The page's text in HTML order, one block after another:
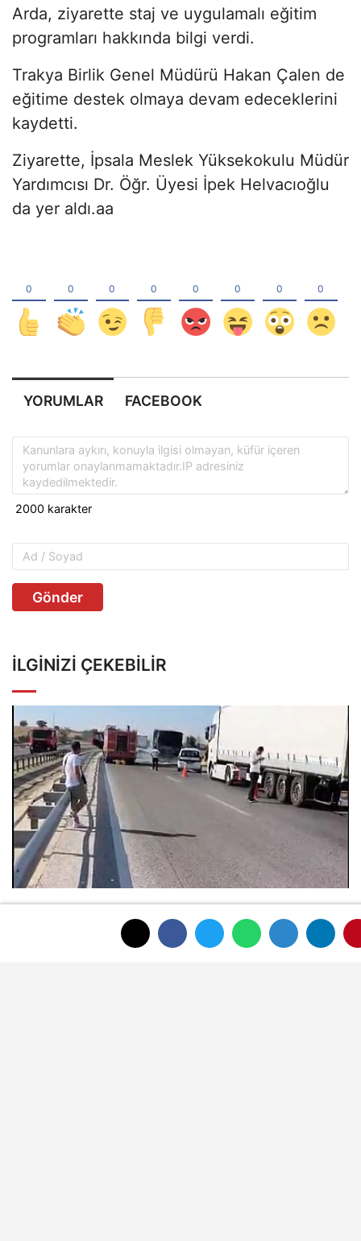
Arda, ziyarette staj ve uygulamalı eğitim
programları hakkında bilgi verdi.
Trakya Birlik Genel Müdürü Hakan Çalen de
eğitime destek olmaya devam edeceklerini
kaydetti.
Ziyarette, İpsala Meslek Yüksekokulu Müdür
Yardımcısı Dr. Öğr. Üyesi İpek Helvacıoğlu
da yer aldı.aa
YORUMLAR FACEBOOK
Gönder
İLGINIZI ÇEKEBILIR